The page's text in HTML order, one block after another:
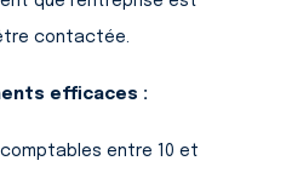
contactée.
efficaces :
entre 10 et